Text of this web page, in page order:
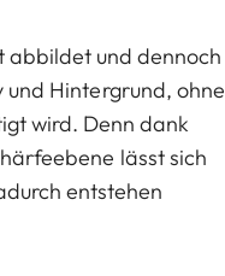
abbildet und dennoch
Hintergrund, ohne
wird. Denn dank
lässt sich
entstehen